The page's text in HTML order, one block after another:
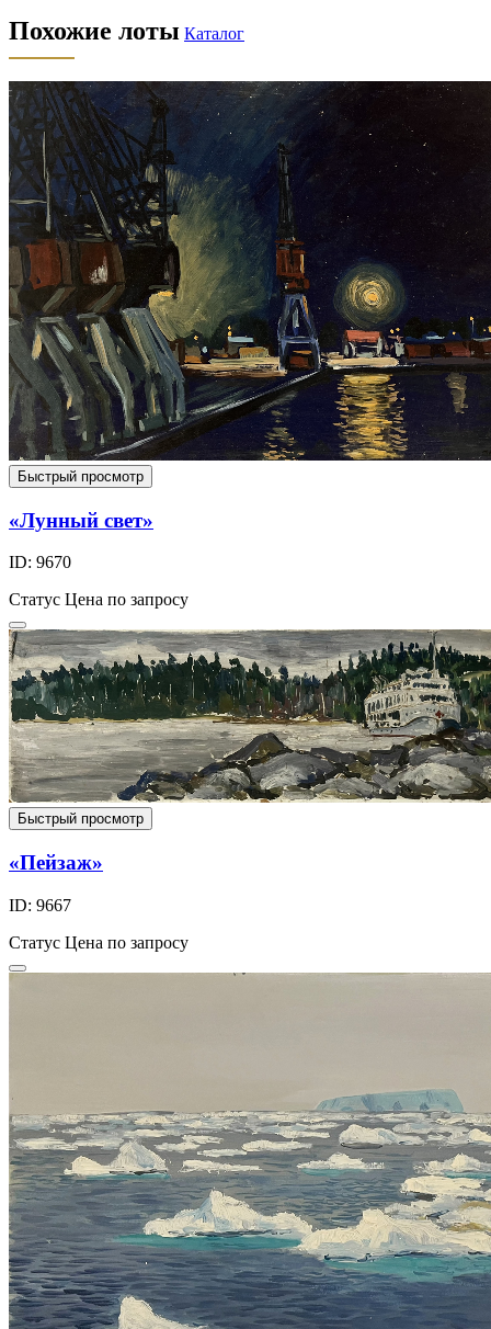
Похожие лоты Каталог
Быстрый просмотр
«Лунный свет»
ID: 9670
Статус Цена по запросу
Быстрый просмотр
«Пейзаж»
ID: 9667
Статус Цена по запросу